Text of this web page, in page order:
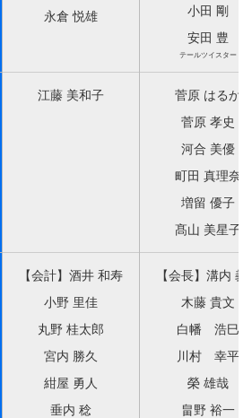
永倉 悦雄
小田 剛
安田 豊
テールツイスター
江藤 美和子
菅原 はるか
菅原 孝史
河合 美優
町田 真理奈
増留 優子
髙山 美星子
【会計】酒井 和寿
小野 里佳
丸野 桂太郎
宮内 勝久
紺屋 勇人
垂内 稔
【会長】溝内 義
木藤 貴文
白幡 浩巳
川村 幸平
榮 雄哉
畠野 裕一